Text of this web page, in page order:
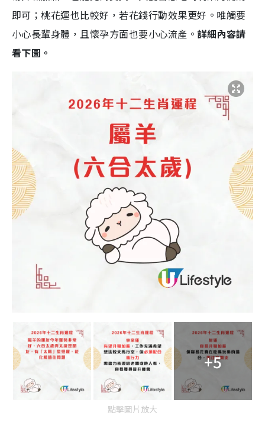
即可；桃花運也比較好，若花錢行動效果更好。唯觸要
小心長輩身體，且懷孕方面也要小心流產。 詳細內容請
看下圖。
+5
點擊圖片放大